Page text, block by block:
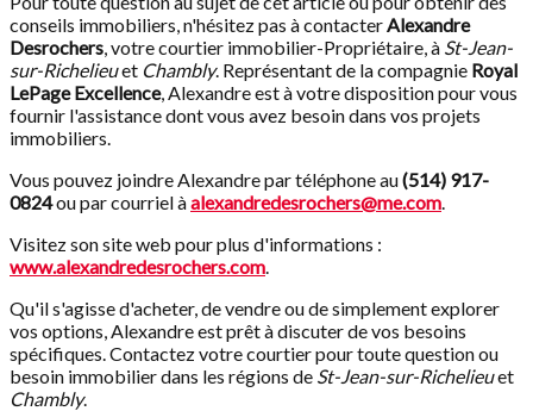
conseils immobiliers, n'hésitez pas à contacterAlexandre
Desrochers, votre courtier immobilier-Propriétaire, à St-Jean-
sur-Richelieuet Chambly. Représentant de la compagnie Royal
LePage Excellence, Alexandre est à votre disposition pour vous
fournir l'assistance dont vous avez besoin dans vos projets
immobiliers.
Vous pouvez joindre Alexandre par téléphone au(514) 917-
0824ou par courriel àalexandredesrochers@me.com.
Visitez son site web pour plus d'informations :
www.alexandredesrochers.com.
Qu'il s'agisse d'acheter, de vendre ou de simplement explorer
vos options, Alexandre est prêt à discuter de vos besoins
spécifiques. Contactez votre courtier pour toute question ou
besoin immobilier dans les régions de St-Jean-sur-Richelieuet
Chambly.